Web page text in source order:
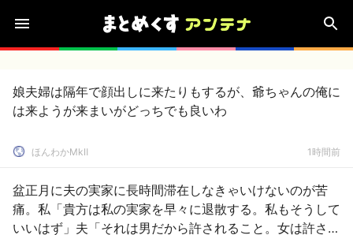
娘夫婦は隔年で顔出しに来たりもするが、爺ちゃんの俺に
は来ようが来まいがどっちでも良いわ
ほんわかMkⅡ 1時間前
盆正月に夫の実家に長時間滞在しなきゃいけないのが苦
痛。私「貴方は私の実家を早々に退散する。私もそうして
いいはず」夫「それは男だから許されること。女は許され